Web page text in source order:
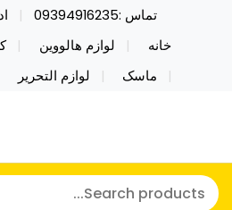
تماس :09394916235
خانه
لوازم هالووین
ماسک
لوازم التحریر
نایکر توی فروش عمده
ولن تاین کادویی
خرید محصولات خاص فیجت
توی فروش عمده لوازم هالووین
کریسمس اکسسوری ماسک در